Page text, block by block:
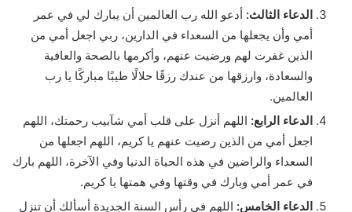
الدعاء الثالث: أدعو الله رب العالمين أن يبارك لي في عمر
أمي وأن يجعلها من السعداء في الدارين، ربي اجعل أمي من
الذين غفرت لهم ورضيت عنهم، وأكرمها بالصحة والعافية
والسعادة، وارزقها من عندك رزقًا حلالًا طيبًا مباركًا يا رب
العالمين.
الدعاء الرابع: اللهم أنزل على قلب أمي شآبيب رحمتك، اللهم
اجعل أمي من الذين رضيت عنهم يا كريم، اللهم اجعلها من
السعداء والراضين في هذه الحياة الدنيا وفي الآخرة، اللهم بارك
في عمر أمي وبارك في وقتها وفي همتها يا كريم.
الدعاء الخامس: اللهم في رأس السنة الجديدة أسألك أن تنزل